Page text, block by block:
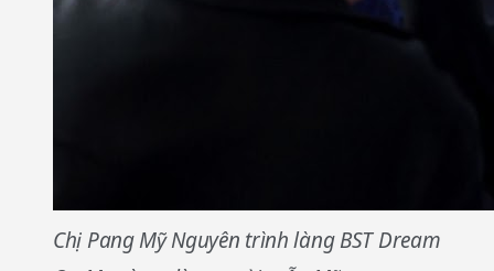
Chị Pang Mỹ Nguyên trình làng BST Dream